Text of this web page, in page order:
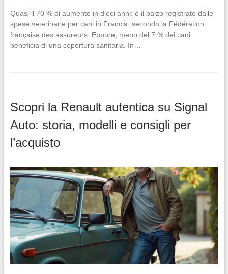
Quasi il 70 % di aumento in dieci anni: è il balzo registrato dalle
spese veterinarie per cani in Francia, secondo la Fédération
française des assureurs. Eppure, meno del 7 % dei cani
beneficia di una copertura sanitaria. In…
Scopri la Renault autentica su Signal
Auto: storia, modelli e consigli per
l’acquisto